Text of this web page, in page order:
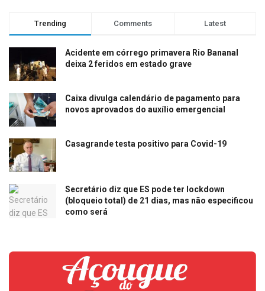
Trending Comments Latest
Acidente em córrego primavera Rio Bananal
deixa 2 feridos em estado grave
Caixa divulga calendário de pagamento para
novos aprovados do auxílio emergencial
Casagrande testa positivo para Covid-19
Secretário diz que ES pode ter lockdown
(bloqueio total) de 21 dias, mas não especificou
como será